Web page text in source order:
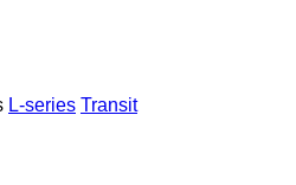
L-series Transit